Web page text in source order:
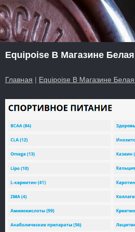
Equipoise В Магазине
Главная | Equipoise В Магазине